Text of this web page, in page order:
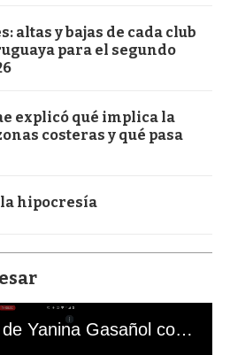
altas y bajas de cada club
para el segundo
explicó qué implica la
costeras y qué pasa
hipocresía
El mal momento de Yanina Gasañol con un hincha argentino en "Subrayado"